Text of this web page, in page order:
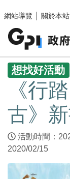
網站導覽
關於本站
:::
想找好活動
《行
古》
活動時間：
2020/02/15